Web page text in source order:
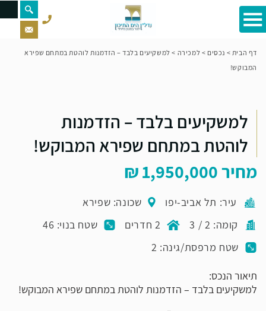
דף הבית > נכסים > למכירה > למשקיעים בלבד – הזדמנות לוהטת במתחם שפירא
המבוקש!
למשקיעים בלבד – הזדמנות
לוהטת במתחם שפירא המבוקש!
מחיר1,950,000
עיר: תל אביב-יפו
שכונה: שפירא
קומה: 2 / 3
2 חדרים
שטח בנוי: 46
שטח מרפסת/גינה: 2
תיאור הנכס:
למשקיעים בלבד – הזדמנות לוהטת במתחם שפירא המבוקש!